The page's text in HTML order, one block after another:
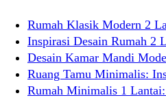
Rumah Klasik Modern 2
Inspirasi Desain Rumah 2
Desain Kamar Mandi
Ruang Tamu Minimalis:
Rumah Minimalis 1